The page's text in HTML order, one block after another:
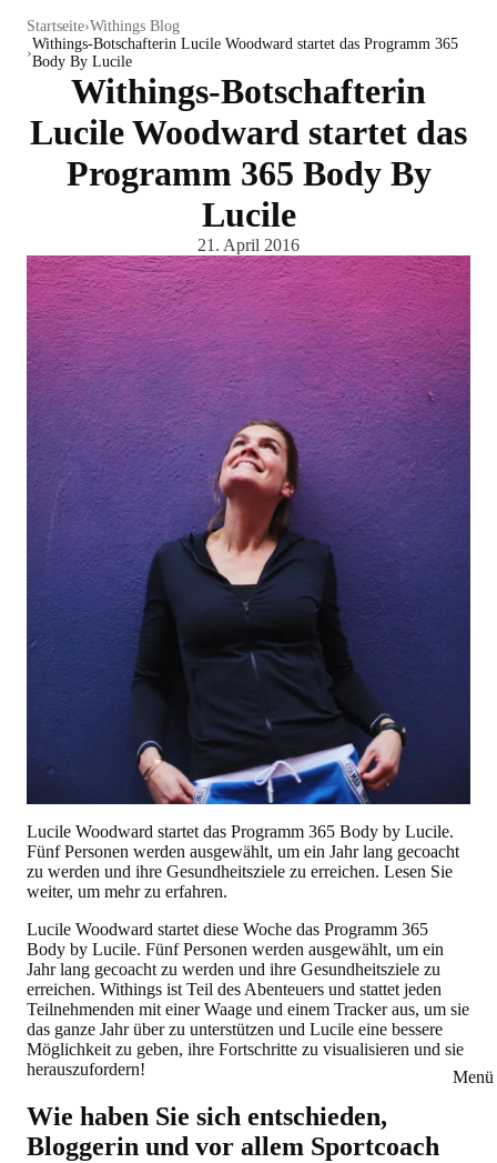
Menü
Startseite Withings Blog
Withings-Botschafterin Lucile Woodward startet das Programm 365
Body By Lucile
Withings-Botschafterin
Lucile Woodward startet das
Programm 365 Body By
Lucile
21. April 2016
Lucile Woodward startet das Programm 365 Body by Lucile.
Fünf Personen werden ausgewählt, um ein Jahr lang gecoacht
zu werden und ihre Gesundheitsziele zu erreichen. Lesen Sie
weiter, um mehr zu erfahren.
Lucile Woodward startet diese Woche das Programm 365
Body by Lucile. Fünf Personen werden ausgewählt, um ein
Jahr lang gecoacht zu werden und ihre Gesundheitsziele zu
erreichen. Withings ist Teil des Abenteuers und stattet jeden
Teilnehmenden mit einer Waage und einem Tracker aus, um sie
das ganze Jahr über zu unterstützen und Lucile eine bessere
Möglichkeit zu geben, ihre Fortschritte zu visualisieren und sie
herauszufordern!
Wie haben Sie sich entschieden,
Bloggerin und vor allem Sportcoach